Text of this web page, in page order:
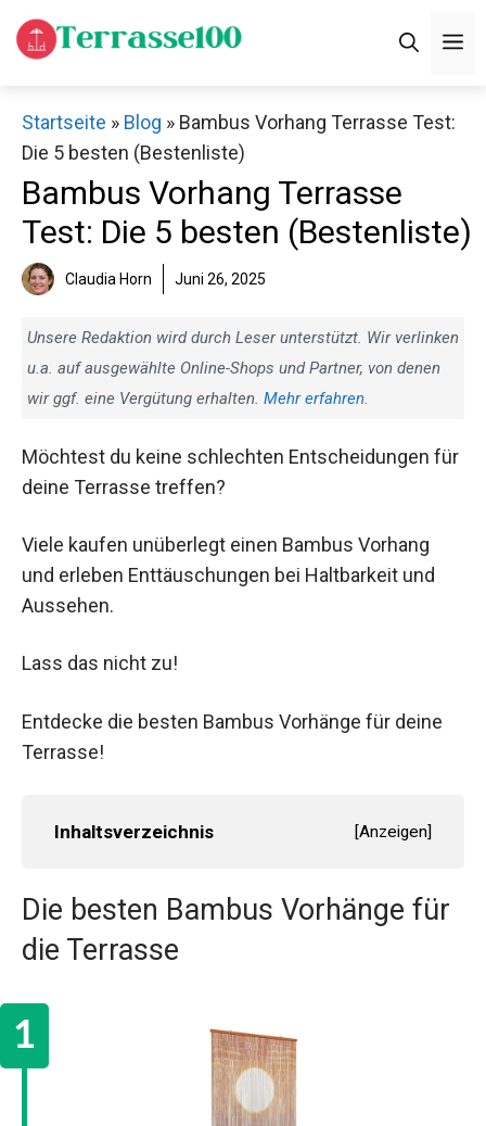
Zum
Inhalt
Startseite » Blog » Bambus Vorhang Terrasse Test:
Die 5 besten (Bestenliste)
Bambus Vorhang Terrasse
Test: Die 5 besten (Bestenliste)
Claudia Horn Juni 26, 2025
Unsere Redaktion wird durch Leser unterstützt. Wir verlinken
u.a. auf ausgewählte Online-Shops und Partner, von denen
wir ggf. eine Vergütung erhalten. Mehr erfahren.
Möchtest du keine schlechten Entscheidungen für
deine Terrasse treffen?
Viele kaufen unüberlegt einen Bambus Vorhang
und erleben Enttäuschungen bei Haltbarkeit und
Aussehen.
Lass das nicht zu!
Entdecke die besten Bambus Vorhänge für deine
Terrasse!
Inhaltsverzeichnis [Anzeigen]
Die besten Bambus Vorhänge für
die Terrasse